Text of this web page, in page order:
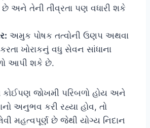
અને તેની તીવ્રતા પણ વધારી શકે
અમુક પોષક તત્વોની ઉણપ અથવા
ખોરાકનું વધુ સેવન સાંધાના
આપી શકે છે.
જોખમી પરિબળો હોય અને
અનુભવ કરી રહ્યા હોવ, તો
મહત્વપૂર્ણ છે જેથી યોગ્ય નિદાન